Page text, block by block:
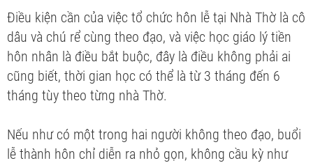
Điều kiện cần của việc tổ chức hôn lễ tại Nhà Thờ là cô
dâu và chú rể cùng theo đạo, và việc học giáo lý tiền
hôn nhân là điều bắt buộc, đây là điều không phải ai
cũng biết, thời gian học có thể là từ 3 tháng đến 6
tháng tùy theo từng nhà Thờ.
Nếu như có một trong hai người không theo đạo, buổi
lễ thành hôn chỉ diễn ra nhỏ gọn, không cầu kỳ như